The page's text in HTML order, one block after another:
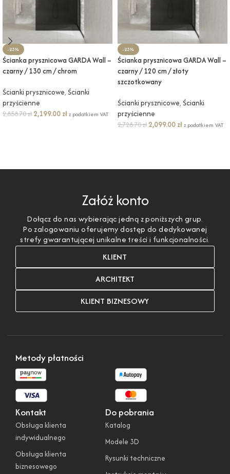
-23%
Ścianka prysznicowa GARDA Wall –
czarny / 130 cm / chrom
Ścianki prysznicowe, Ścianki
przyścienne
2,858.70zł 2,199.00 złz podatkiem VAT
-23%
Ścianka prysznicowa GARDA Wall –
czarny / 120 cm / złoty
szczotkowany
Ścianki prysznicowe, Ścianki
przyścienne
2,728.70zł 2,099.00 złz podatkiem VAT
Załóż konto
Dołącz do nas wybierając jedną z poniższych grup.
Po zalogowaniu oferujemy dostęp do dedykowanej
strefy gwarantującej unikalne treści i funkcjonalności.
KLIENT
ARCHITEKT
KLIENT BIZNESOWY
Kontakt
Obsługa klienta
indywidualnego
Obsługa klienta
biznesowego
Do pobrania
Katalog
Modele 3D
Rysunki techniczne
Metody płatności